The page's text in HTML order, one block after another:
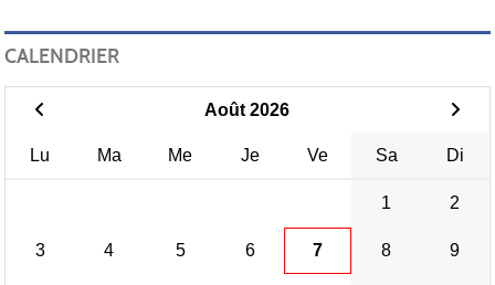
CALENDRIER
Août 2026
Lu Ma Me Je Ve Sa Di
1 2
3 4 5 6 7 8 9